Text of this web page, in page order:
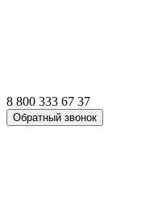
8 800 333 67 37
Обратный звонок